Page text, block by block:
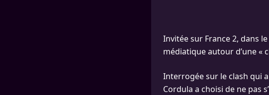
Invitée sur France 2, dans
médiatique autour d’une «
Interrogée sur le clash qui
Cordula a choisi de ne pas